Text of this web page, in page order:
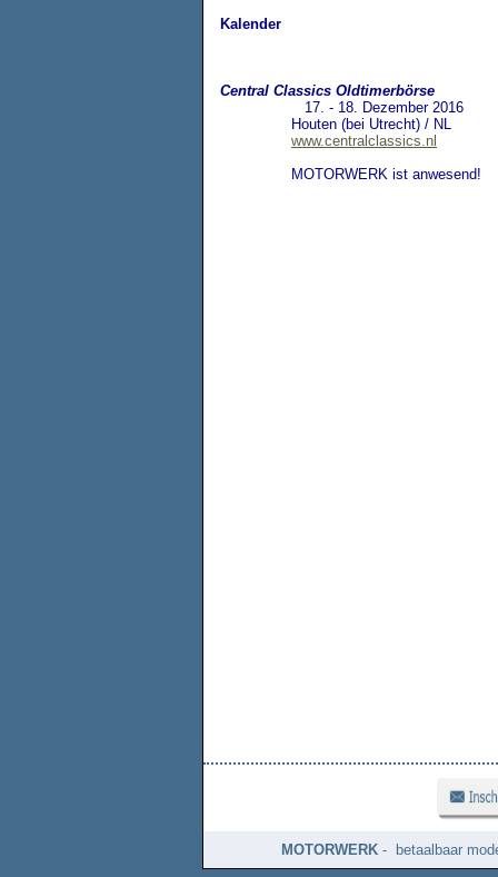
Kalender
Central Classics Oldtimerbörse
17. - 18. Dezember 2016
Houten (bei Utrecht) / NL
www.centralclassics.nl
MOTORWERK ist anwesend!
MOTORWERK- betaalbaar